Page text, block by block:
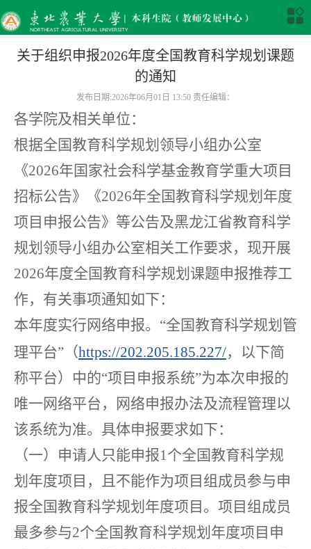
关于组织申报2026年度全国教育科学规划课题
的通知
发布日期:2026年06月01日 13:50 责任编辑：
各学院及相关单位：
根据全国教育科学规划领导小组办公室
《2026年国家社会科学基金教育学重大项目
招标公告》《2026年全国教育科学规划 年度
项目申报公告》等公告及黑龙江省教育科学
规划领导小组办公室相关工作要求，现开展
2026年度全国教育科学规划课题申报推荐工
作，有关事项通知如下：
本年度实行网络申报。“全国教育科学规划管
理平台”（https://202.205.185.227/，以下简
称平台）中的“项目申报系统”为本次申报的
唯一网络平台，网络申报办法及流程管理以
该系统为准。具体申报要求如下：
（一）申请人只能申报1个全国教育科学规
划年度项目，且不能作为项目组成员参与申
报全国教育科学规划年度项目。项目组成员
最多参与2个全国教育科学规划年度项目申